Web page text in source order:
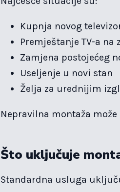
Kupnja novog
Premještanje TV-a na
Zamjena postojećeg
Useljenje u novi stan
Želja za urednijim
Nepravilna montaža
Što uključuje
Standardna usluga